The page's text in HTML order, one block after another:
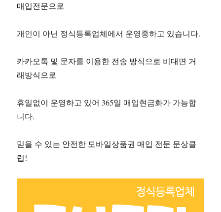
매입전문으로
개인이 아닌 정식등록업체에서 운영중하고 있습니다.
카카오톡 및 문자를 이용한 전송 방식으로 비대면 거
래방식으로
휴일없이 운영하고 있어 365일 매입현금화가 가능합
니다.
믿을 수 있는 안전한 모바일상품권 매입 전문 문상클
럽!